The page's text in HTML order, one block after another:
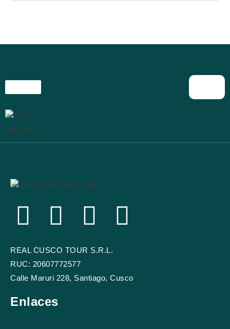
p
o
r
:
F
a
c
e
Y
o
u
t
I
n
s
T
REAL CUSCO TOUR S.R.L.
RUC: 20607772577
Calle Maruri 228, Santiago, Cusco
Enlaces